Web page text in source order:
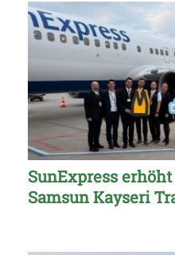
SunExpress
Samsun Kayseri